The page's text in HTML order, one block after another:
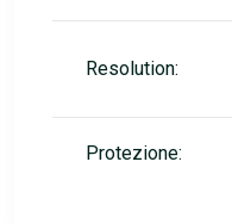
Resolution:
Protezione: